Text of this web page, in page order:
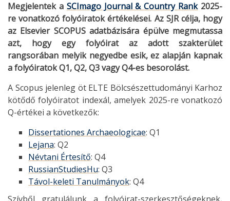
Megjelentek a SCImago Journal & Country Rank2025-
re vonatkozó folyóiratok értékelései. Az SJR célja, hogy
az Elsevier SCOPUS adatbázisára épülve megmutassa
azt, hogy egy folyóirat az adott szakterület
rangsorában melyik negyedbe esik, ez alapján kapnak
a folyóiratok Q1, Q2, Q3 vagy Q4-es besorolást.
A Scopus jelenleg öt ELTE Bölcsészettudományi Karhoz
kötődő folyóiratot indexál, amelyek 2025-re vonatkozó
Q-értékei a következők:
Dissertationes Archaeologicae: Q1
Lejana: Q2
Névtani Értesítő: Q4
RussianStudiesHu: Q3
Távol-keleti Tanulmányok: Q4